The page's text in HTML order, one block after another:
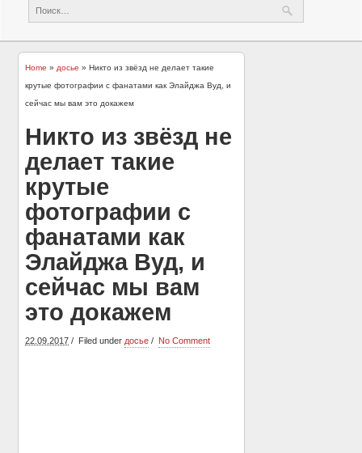
Home »досье » Никто из звёзд не делает такие
крутые фотографии с фанатами как Элайджа Вуд, и
сейчас мы вам это докажем
Никто из звёзд не
делает такие
крутые
фотографии с
фанатами как
Элайджа Вуд, и
сейчас мы вам
это докажем
22.09.2017 Filed under досье No Comment